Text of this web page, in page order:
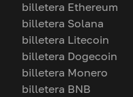
billetera Ethereum
billetera Solana
billetera Litecoin
billetera Dogecoin
billetera Monero
billetera BNB